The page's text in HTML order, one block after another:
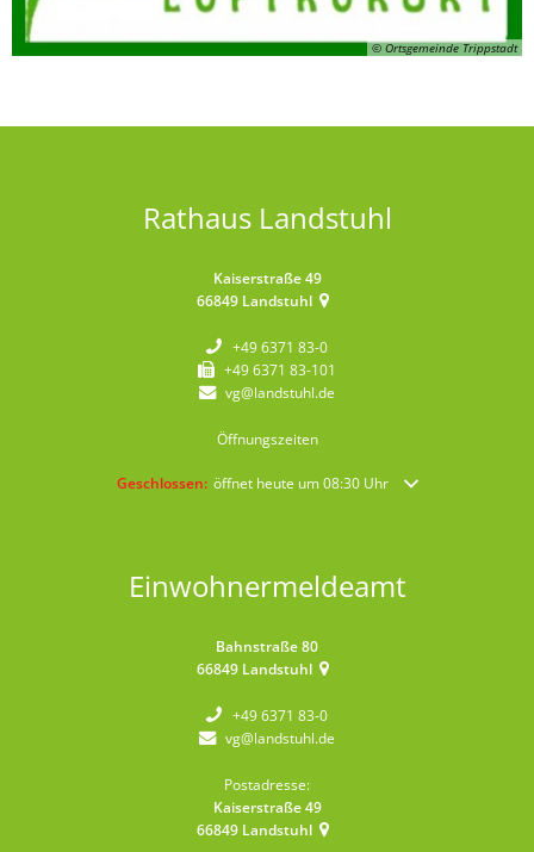
© Ortsgemeinde Trippstadt
Rathaus Landstuhl
Kaiserstraße 49
66849 Landstuhl
+49 6371 83-0
+49 6371 83-101
vg@landstuhl.de
Öffnungszeiten
Klicken, um weitere Öffnungs- oder Schließzeiten
Geschlossen: öffnet heute um 08:30 Uhr
Einwohnermeldeamt
Bahnstraße 80
66849 Landstuhl
+49 6371 83-0
vg@landstuhl.de
Postadresse:
Kaiserstraße 49
66849 Landstuhl